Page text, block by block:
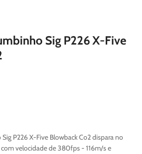
Sig P226 X-Five
P226 X-Five Blowback Co2 dispara no
velocidade de 380fps - 116m/s e